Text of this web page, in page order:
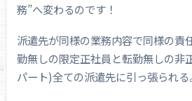
務”へ変わるのです！
派遣先が同様の業務内容で同様の責
勤無しの限定正社員と転勤無しの非
パート)全ての派遣先に引っ張られる